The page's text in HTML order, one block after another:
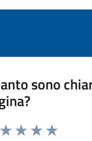
sono
da 1 a 5 stelle la pagina